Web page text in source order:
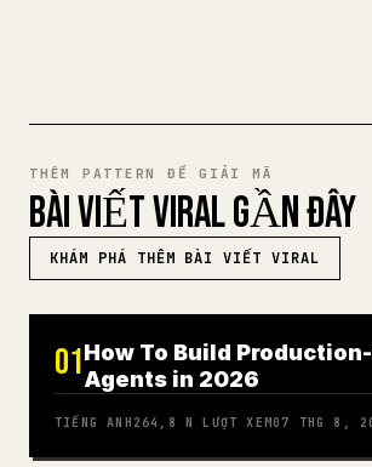
THÊM PATTERN ĐỂ GIẢI MÃ
BÀI VIẾT VIRAL GẦN ĐÂY
KHÁM PHÁ THÊM BÀI VIẾT VIRAL
01How To Build
Agents in 2026
TIẾNG ANH 264,8 N LƯỢT XEM07 THG 8,